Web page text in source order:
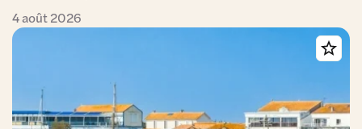
4 août 2026